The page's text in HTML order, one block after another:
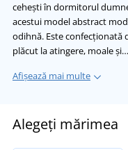
cehești în dormitorul
acestui model abstract
odihnă. Este confecționată
plăcut la atingere, moale și…
Afișează mai multe
Alegeți mărimea